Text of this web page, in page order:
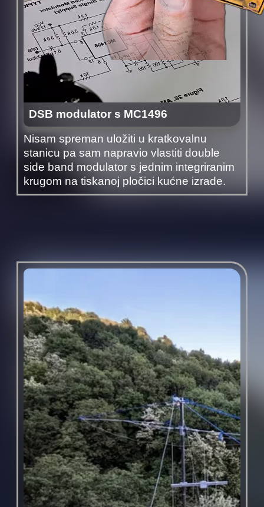
DSB modulator s MC1496
Nisam spreman uložiti u kratkovalnu
stanicu pa sam napravio vlastiti double
side band modulator s jednim integriranim
krugom na tiskanoj pločici kućne izrade.